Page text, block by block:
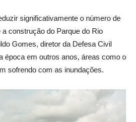
significativamente o número de
construção do Parque do Rio
Gomes, diretor da Defesa Civil
época em outros anos, áreas como o
sofrendo com as inundações.